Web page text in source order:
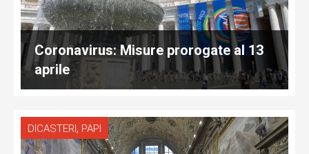
Coronavirus: Misure prorogate al 13
aprile
DICASTERI, PAPI